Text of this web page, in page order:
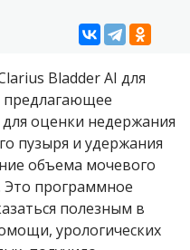
Bladder AI для
предлагающее
оценки недержания
пузыря и удержания
объема мочевого
Это программное
полезным в
урологических